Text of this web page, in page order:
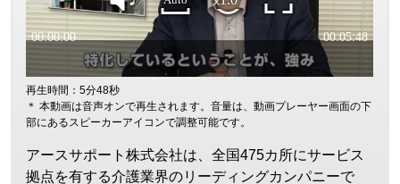
再生時間：5分48秒
＊ 本動画は音声オンで再生されます。音量は、動画プレーヤー画面の下
部にあるスピーカーアイコンで調整可能です。
アースサポート株式会社は、全国475カ所にサービス
拠点を有する介護業界のリーディングカンパニーで